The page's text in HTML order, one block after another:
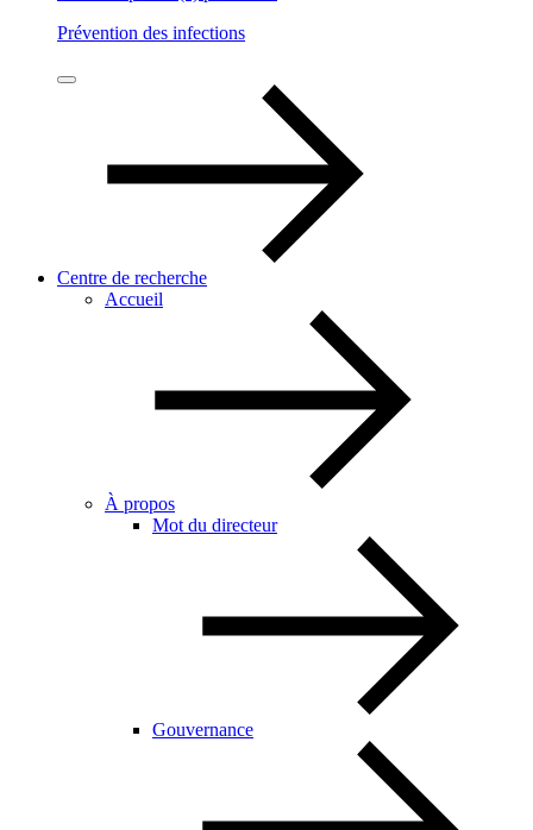
Prévention des infections
Centre de recherche
Accueil
À propos
Mot du directeur
Gouvernance